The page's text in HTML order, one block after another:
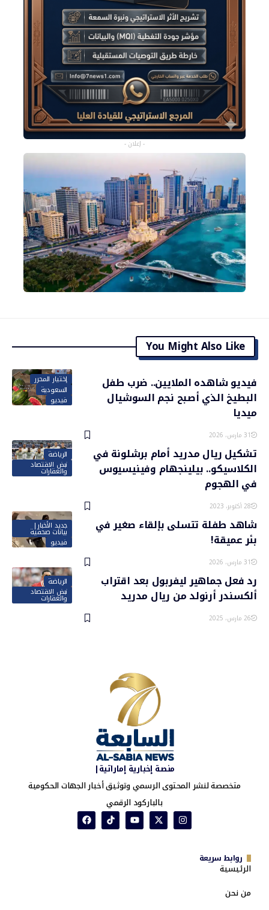
- إعلان -
You Might Also Like
إختيار المحرر
السعودية
فيديو
فيديو شاهده الملايين.. ضرب طفل
البطيخ الذي أصبح نجم السوشيال
ميديا
31 مارس، 2026
الرياضة
نبض الاقتصاد
والعقارات
تشكيل ريال مدريد أمام برشلونة في
الكلاسيكو.. بيلينجهام وفينيسيوس
في الهجوم
28 أكتوبر، 2023
جديد الأخبار|
بيانات صحفية
فيديو
شاهد طفلة تتسلى بإلقاء صغير في
بئر عميقة!
31 مارس، 2026
الرياضة
نبض الاقتصاد
والعقارات
رد فعل جماهير ليفربول بعد اقتراب
ألكسندر أرنولد من ريال مدريد
26 مارس، 2025
منصة إخبارية إماراتية|
متخصصة لنشر المحتوى الرسمي وتوثيق أخبار الجهات الحكومية
بالباركود الرقمي
روابط سريعة
الرئيسية
من نحن